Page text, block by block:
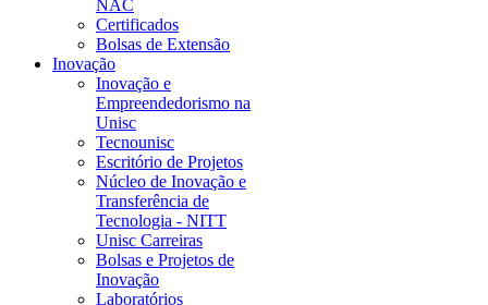
NAC
Certificados
Bolsas de Extensão
Inovação
Inovação e
Empreendedorismo na
Unisc
Tecnounisc
Escritório de Projetos
Núcleo de Inovação e
Transferência de
Tecnologia - NITT
Unisc Carreiras
Bolsas e Projetos de
Inovação
Laboratórios